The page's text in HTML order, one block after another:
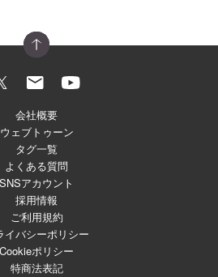
会社概要
ウェブトゥーン
タグ一覧
よくある質問
SNSアカウント
採用情報
ご利用規約
イバシーポリシー
Cookieポリシー
特商法表記